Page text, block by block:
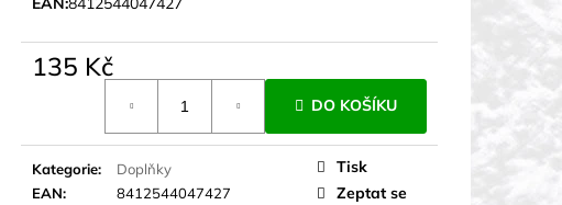
135 Kč
DO KOŠÍKU
Kategorie:
Doplňky
EAN: 8412544047427
Tisk
Zeptat se